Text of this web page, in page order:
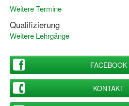
Weitere Termine
Qualifizierung
Weitere Lehrgänge
FACEBOOK
KONTAKT